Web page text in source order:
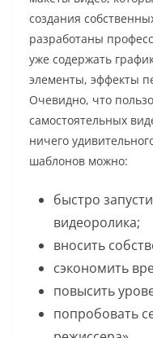
создания
разработаны
уже содержать
элементы, эффекты
Очевидно, что
самостоятельных
ничего
шаблонов можно:
быстро
видеоролика;
вносить
сэкономить
повысить
попробовать